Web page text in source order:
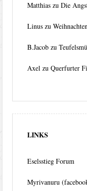
Matthias zuDie
Linus zu
B.Jacob zu
Axel zuQuerfurter
LINKS
Eselsstieg Forum
Myrivanuru